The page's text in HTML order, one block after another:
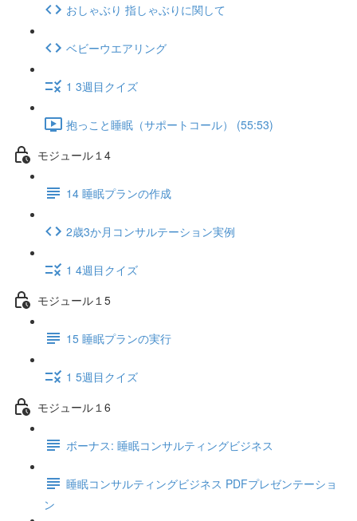
おしゃぶり 指しゃぶりに関して
ベビーウエアリング
1 3週目クイズ
抱っこと睡眠（サポートコール） (55:53)
モジュール１4
14 睡眠プランの作成
2歳3か月コンサルテーション実例
1 4週目クイズ
モジュール１5
15 睡眠プランの実行
1 5週目クイズ
モジュール１6
ボーナス: 睡眠コンサルティングビジネス
睡眠コンサルティングビジネス PDFプレゼンテーショ
ン